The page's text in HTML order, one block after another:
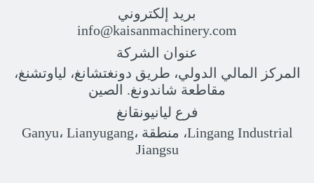
بريد إلكتروني
info@kaisanmachinery.com
عنوان الشركة
المركز المالي الدولي، طريق دونغتشانغ، لياوتشنغ،
مقاطعة شاندونغ. الصين
فرع ليانيونقانغ
Lingang Industrial، منطقة Ganyu، Lianyugang،
Jiangsu